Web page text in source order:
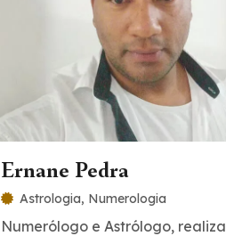
Ernane Pedra
Astrologia Numerologia
Numerólogo e Astrólogo, realiza